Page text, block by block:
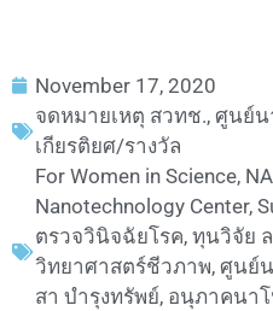
November 17, 2020
จดหมายเหตุ สวทช., ศูนย์น
เกียรติยศ/รางวัล
For Women in Science,
Nanotechnology Center,
ตรวจวินิจฉัยโรค, ทุนวิจัย
วิทยาศาสตร์ชีวภาพ, ศูนย์
สา บำรุงทรัพย์, อนุภาคนา